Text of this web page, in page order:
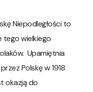
Niepodległości to
wielkiego
Upamiętnia
Polskę w 1918
okazją do